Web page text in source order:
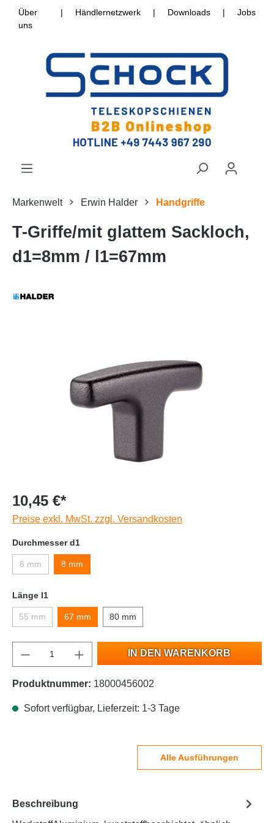
Über
uns
| Händlernetzwerk | Downloads | Jobs
Markenwelt Erwin Halder Handgriffe
T-Griffe/mit glattem Sackloch,
d1=8mm / l1=67mm
10,45 €*
Preise exkl. MwSt. zzgl. Versandkosten
Durchmesser d1
6 mm 8 mm
Länge l1
55 mm 67 mm 80 mm
IN DEN WARENKORB
Produktnummer: 18000456002
Sofort verfügbar, Lieferzeit: 1-3 Tage
Alle Ausführungen
Beschreibung